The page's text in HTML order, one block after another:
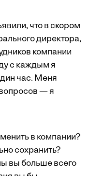
что в скором
директора,
компании
с каждым я
час. Меня
— я
в компании?
сохранить?
вы больше всего